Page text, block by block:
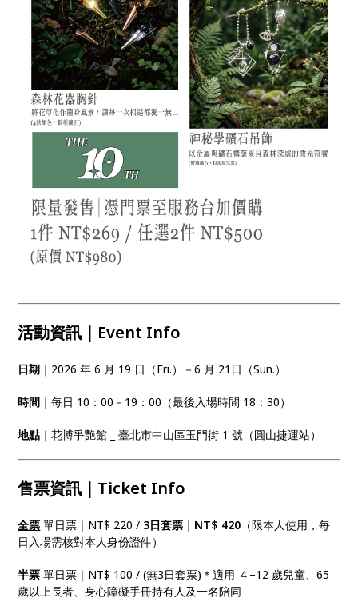
活動資訊｜Event Info
日期 ｜2026 年 6 月 19 日（Fri.）－6 月 21日（Sun.）
時間 ｜每日 10：00－19：00（最後入場時間 18：30）
地點｜花博爭艷館 _ 臺北市中山區玉門街 1 號（圓山捷運站）
售票資訊｜Ticket Info
全票 單日票｜NT$ 220 / 3日套票｜NT$ 420 （限本人使用，每
日入場需核對本人身份證件）
半票 單日票｜NT$ 100 / (無3日套票)＊適用 ４–12 歲兒童、65
歲以上長者、身心障礙手冊持有人及一名陪同